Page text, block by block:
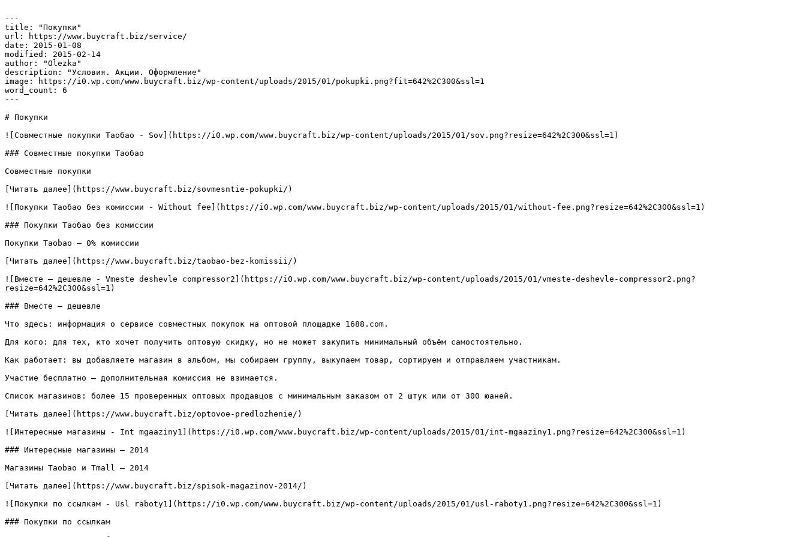
---
title: "Покупки"
url: https://www.buycraft.biz/service/
date: 2015-01-08
modified: 2015-02-14
author: "Olezka"
description: "Условия. Акции. Оформление"
image: https://i0.wp.com/www.buycraft.biz/wp-content/uploads/2015/01/pokupki.png?fit=642%2C300&ssl=1
word_count: 6
---
# Покупки
![Совместные покупки Таобао - Sov](https://i0.wp.com/www.buycraft.biz/wp-content/uploads/2015/01/sov.png?resize=642%2C300&ssl=1)
### Совместные покупки Таобао
Совместные покупки
[Читать далее](https://www.buycraft.biz/sovmesntie-pokupki/)
![Покупки Таобао без комиссии - Without fee](https://i0.wp.com/www.buycraft.biz/wp-content/uploads/2015/01/without-fee.png?resize=642%2C300&ssl=1)
### Покупки Таобао без комиссии
Покупки Taobao — 0% комиссии
[Читать далее](https://www.buycraft.biz/taobao-bez-komissii/)
![Вместе — дешевле - Vmeste deshevle compressor2](https://i0.wp.com/www.buycraft.biz/wp-content/uploads/2015/01/vmeste-deshevle-compressor2.png?
resize=642%2C300&ssl=1)
### Вместе — дешевле
Что здесь: информация о сервисе совместных покупок на оптовой площадке 1688.com.
Для кого: для тех, кто хочет получить оптовую скидку, но не может закупить минимальный объём самостоятельно.
Как работает: вы добавляете магазин в альбом, мы собираем группу, выкупаем товар, сортируем и отправляем участникам.
Участие бесплатно – дополнительная комиссия не взимается.
Список магазинов: более 15 проверенных оптовых продавцов с минимальным заказом от 2 штук или от 300 юаней.
[Читать далее](https://www.buycraft.biz/optovoe-predlozhenie/)
![Интересные магазины - Int mgaaziny1](https://i0.wp.com/www.buycraft.biz/wp-content/uploads/2015/01/int-mgaaziny1.png?resize=642%2C300&ssl=1)
### Интересные магазины — 2014
Магазины Taobao и Tmall — 2014
[Читать далее](https://www.buycraft.biz/spisok-magazinov-2014/)
![Покупки по ссылкам - Usl raboty1](https://i0.wp.com/www.buycraft.biz/wp-content/uploads/2015/01/usl-raboty1.png?resize=642%2C300&ssl=1)
### Покупки по ссылкам